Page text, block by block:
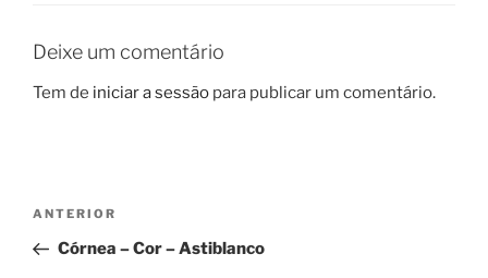
Deixe um comentário
Tem de iniciar a sessão para publicar um comentário.
Navegação
artigos
Conteúdo
anterior
ANTERIOR
Córnea – Cor – Astiblanco